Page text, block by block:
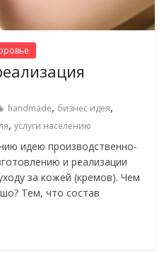
handmade, бизнес идея,
,услуги населению
идею производственно-
и реализации
за кожей (кремов). Чем
Тем, что состав